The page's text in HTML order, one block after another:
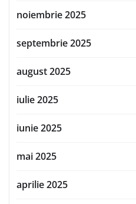
noiembrie 2025
septembrie 2025
august 2025
iulie 2025
iunie 2025
mai 2025
aprilie 2025